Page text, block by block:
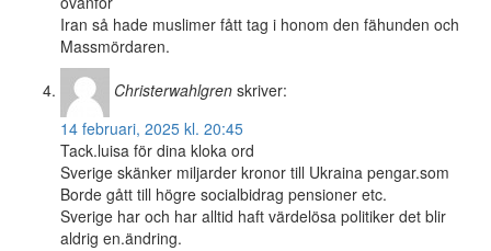
Iran så hade muslimer fått tag i honom den fähunden och
Massmördaren.
Christerwahlgren skriver:
14 februari, 2025 kl. 20:45
Tack.luisa för dina kloka ord
Sverige skänker miljarder kronor till Ukraina pengar.som
Borde gått till högre socialbidrag pensioner etc.
Sverige har och har alltid haft värdelösa politiker det blir
aldrig en.ändring.